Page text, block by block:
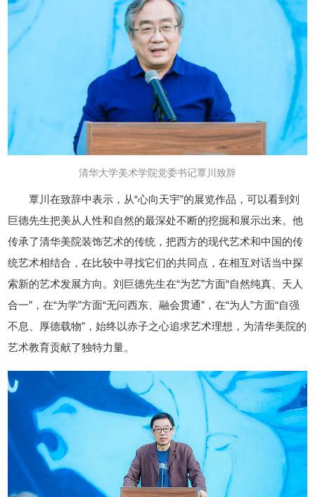
清华大学美术学院党委书记覃川致辞
覃川在致辞中表示，从“心向天宇”的展览作品，可以看到刘
巨德先生把美从人性和自然的最深处不断的挖掘和展示出来。他
传承了清华美院装饰艺术的传统，把西方的现代艺术和中国的传
统艺术相结合，在比较中寻找它们的共同点，在相互对话当中探
索新的艺术发展方向。刘巨德先生在“为艺”方面“自然纯真、天人
合一”，在“为学”方面“无问西东、融会贯通”，在“为人”方面“自强
不息、厚德载物”，始终以赤子之心追求艺术理想，为清华美院的
艺术教育贡献了独特力量。